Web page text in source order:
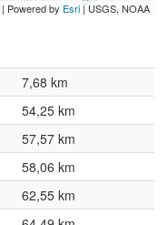
| Powered by Esri |USGS, NOAA
7,68 km
54,25 km
57,57 km
58,06 km
62,55 km